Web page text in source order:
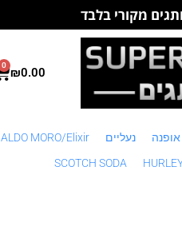
מקורי בלבד
₪0.00
0
אופנה נעליים ALDO MORO/Elixir
SCOTCH SODA